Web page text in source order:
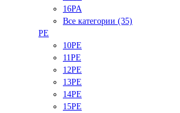
16PA
Все категории (35)
PE
10PE
11PE
12PE
13PE
14PE
15PE